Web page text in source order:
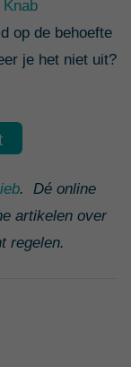
Knab
op de behoefte
je het niet uit?
. Dé online
artikelen over
regelen.